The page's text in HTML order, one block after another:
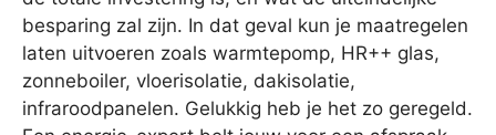
besparing zal zijn. In dat geval kun je maatregelen
laten uitvoeren zoals warmtepomp, HR++ glas,
zonneboiler, vloerisolatie, dakisolatie,
infraroodpanelen. Gelukkig heb je het zo geregeld.